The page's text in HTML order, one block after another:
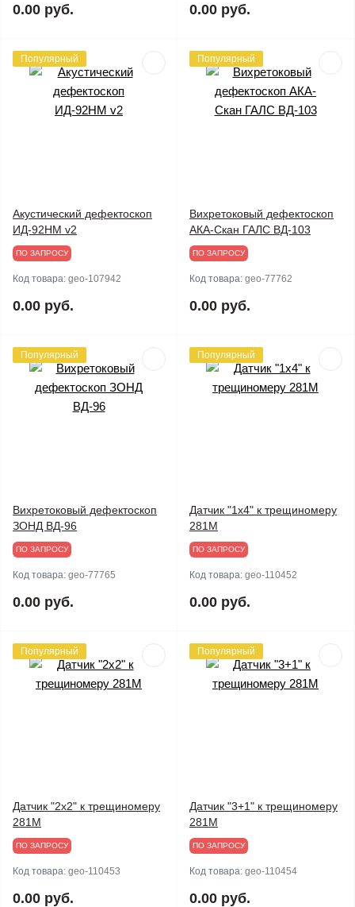
0.00 руб. 0.00 руб.
Популярный
Акустический дефектоскоп
ИД-92НМ v2
ПО ЗАПРОСУ
Код товара: geo-107942
0.00 руб.
Популярный
Вихретоковый дефектоскоп
АКА-Скан ГАЛС ВД-103
ПО ЗАПРОСУ
Код товара: geo-77762
0.00 руб.
Популярный
Вихретоковый дефектоскоп
ЗОНД ВД-96
ПО ЗАПРОСУ
Код товара: geo-77765
0.00 руб.
Популярный
Датчик "1х4" к трещиномеру
281М
ПО ЗАПРОСУ
Код товара: geo-110452
0.00 руб.
Популярный
Датчик "2х2" к трещиномеру
281М
ПО ЗАПРОСУ
Код товара: geo-110453
0.00 руб.
Популярный
Датчик "3+1" к трещиномеру
281М
ПО ЗАПРОСУ
Код товара: geo-110454
0.00 руб.